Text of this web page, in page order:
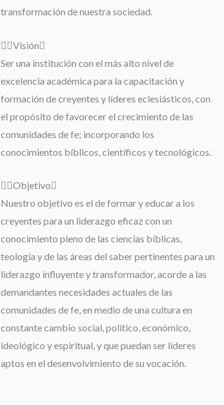
transformación de nuestra sociedad.
Visión
Ser una institución con el más alto nivel de
excelencia académica para la capacitación y
formación de creyentes y líderes eclesiásticos, con
el propósito de favorecer el crecimiento de las
comunidades de fe; incorporando los
conocimientos bíblicos, científicos y tecnológicos.
Objetivo
Nuestro objetivo es el de formar y educar a los
creyentes para un liderazgo eficaz con un
conocimiento pleno de las ciencias bíblicas,
teología y de las áreas del saber pertinentes para un
liderazgo influyente y transformador, acorde a las
demandantes necesidades actuales de las
comunidades de fe, en medio de una cultura en
constante cambio social, político, económico,
ideológico y espiritual, y que puedan ser líderes
aptos en el desenvolvimiento de su vocación.